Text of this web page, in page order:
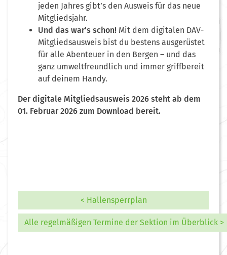
jeden Jahres gibt’s den Ausweis für das neue
Mitgliedsjahr.
Und das war’s schon! Mit dem digitalen DAV-
Mitgliedsausweis bist du bestens ausgerüstet
für alle Abenteuer in den Bergen – und das
ganz umweltfreundlich und immer griffbereit
auf deinem Handy.
Der digitale Mitgliedsausweis 2026 steht ab dem
01. Februar 2026 zum Download bereit.
< Hallensperrplan
Alle regelmäßigen Termine der Sektion im Überblick >